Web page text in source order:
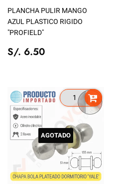
PLANCHA PULIR MANGO
AZUL PLASTICO RIGIDO
"PROFIELD"
PRECIO
TIENDA
S/. 6.50
AGOTADO